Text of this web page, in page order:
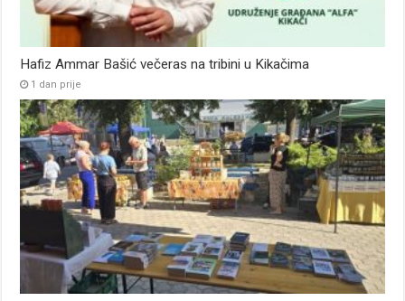
Hafiz Ammar Bašić večeras na tribini u Kikačima
1 dan prije